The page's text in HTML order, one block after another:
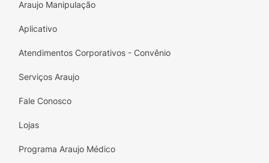
Araujo Manipulação
Aplicativo
Atendimentos Corporativos - Convênio
Serviços Araujo
Fale Conosco
Lojas
Programa Araujo Médico